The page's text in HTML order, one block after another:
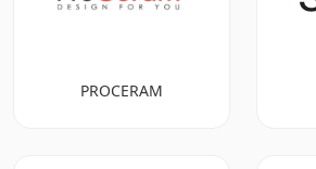
PROCERAM